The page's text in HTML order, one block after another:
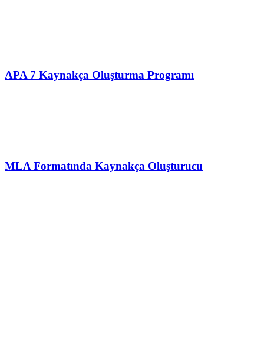
APA 7 Kaynakça Oluşturma Programı
MLA Formatında Kaynakça Oluşturucu